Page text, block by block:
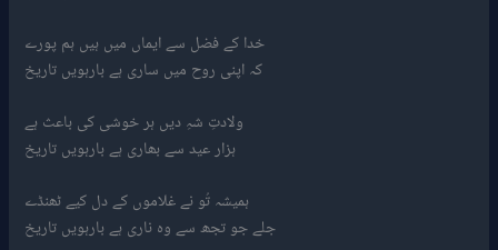
خدا کے فضل سے ایماں میں ہیں ہم پورے
کہ اپنی روح میں ساری ہے بارہویں تاریخ
ولادتِ شہِ دیں ہر خوشی کی باعث ہے
ہزار عید سے بھاری ہے بارہویں تاریخ
ہمیشہ تُو نے غلاموں کے دل کیے ٹھنڈے
جلے جو تجھ سے وہ ناری ہے بارہویں تاریخ